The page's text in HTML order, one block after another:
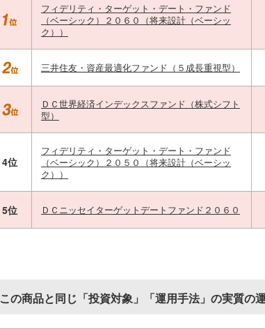
フィデリティ・ターゲット・デート・ファンド
（ベーシック）２０６０（将来設計（ベーシッ
ク））
三井住友・資産最適化ファンド（５成長重視型）
ＤＣ世界経済インデックスファンド（株式シフト
型）
4位
フィデリティ・ターゲット・デート・ファンド
（ベーシック）２０５０（将来設計（ベーシッ
ク））
5位 ＤＣニッセイターゲットデートファンド２０６０
この商品と同じ「投資対象」「運用手法」の実質の